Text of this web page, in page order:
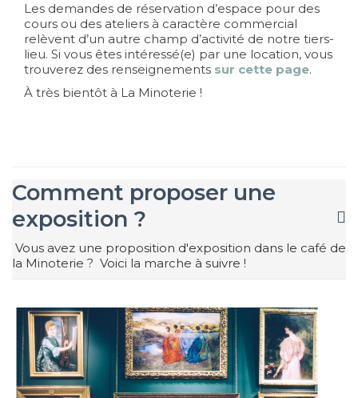
Les demandes de réservation d’espace pour des
cours ou des ateliers à caractère commercial
relèvent d’un autre champ d’activité de notre tiers-
lieu. Si vous êtes intéressé(e) par une location, vous
trouverez des renseignements sur cette page.
À très bientôt à La Minoterie !
Comment proposer une
exposition ?
Vous avez une proposition d'exposition dans le café de
la Minoterie ? Voici la marche à suivre !